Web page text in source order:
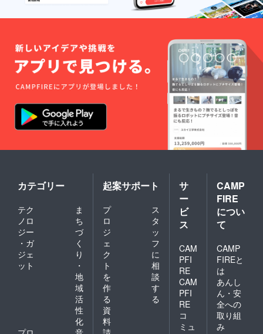
カテゴリー
テク
ノロ
ジー
・ガ
ジェ
ット
ま
ち
づ
く
り
・
地
域
活
性
化
起案サポート
プ
ロ
ジ
ェ
ク
ト
を
作
る
ス
タ
ッ
フ
に
相
談
す
る
資
料
サ
ー
ビ
ス
CAM
PFI
RE
CAM
PFI
RE
コ
ミュ
CAMP
FIRE
につい
て
CAMP
FIREと
は
あんし
ん・安
全への
取り組
み